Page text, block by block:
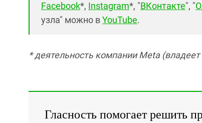
Facebook*, Instagram*, "ВКонтакте", "
узла" можно вYouTube.
* деятельность компании Meta
Гласность помогает решить